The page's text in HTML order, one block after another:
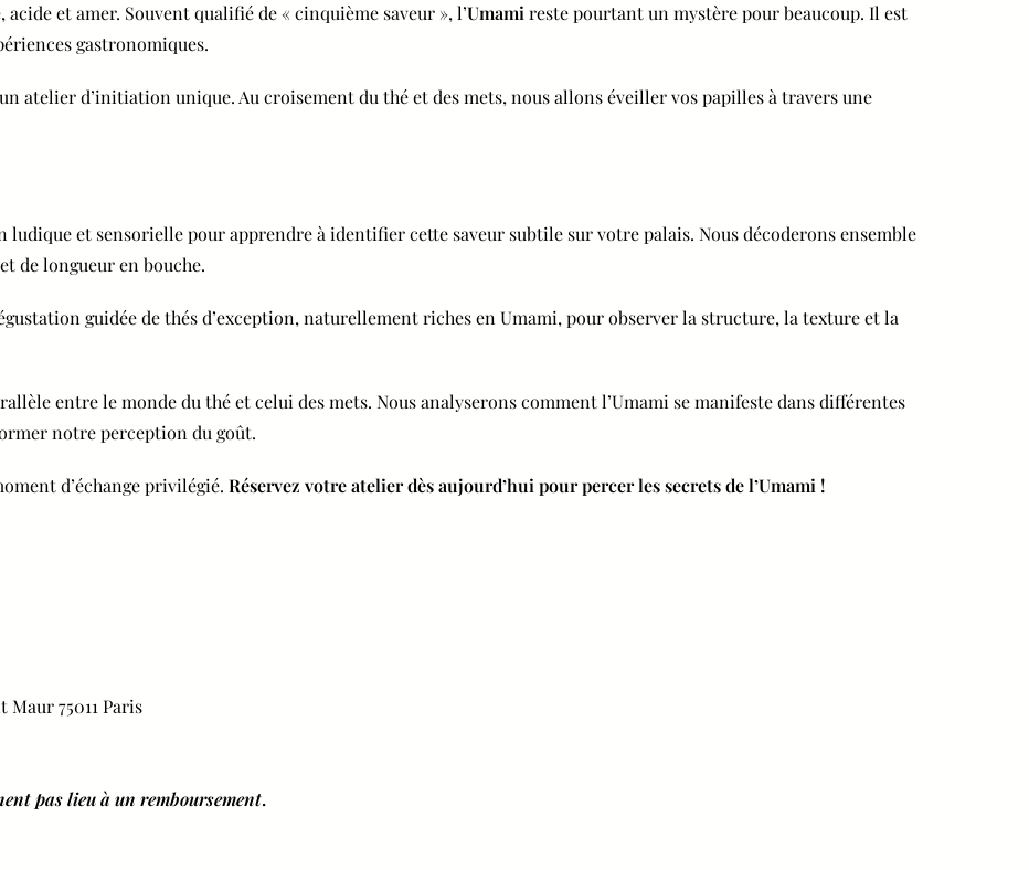
et amer. Souvent qualifié de « cinquième saveur », l’Umami reste pourtant un mystère pour beaucoup. Il est
gastronomiques.
atelier d’initiation unique. Au croisement du thé et des mets, nous allons éveiller vos papilles à travers une
et sensorielle pour apprendre à identifier cette saveur subtile sur votre palais. Nous décoderons ensemble
de longueur en bouche.
guidée de thés d’exception, naturellement riches en Umami, pour observer la structure, la texture et la
entre le monde du thé et celui des mets. Nous analyserons comment l’Umami se manifeste dans différentes
notre perception du goût.
d’échange privilégié. Réservez votre atelier dès aujourd’hui pour percer les secrets de l’Umami !
Maur 75011 Paris
pas lieu à un remboursement.